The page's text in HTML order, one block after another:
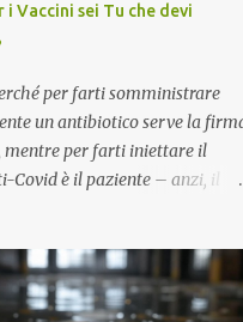
i Vaccini sei Tu che devi
per farti somministrare
un antibiotico serve la
mentre per farti iniettare il
Covid è il paziente – anzi, il
semplice quanto devastante
dal dottor Andrea Stramezzi,